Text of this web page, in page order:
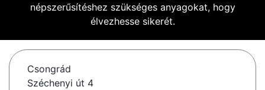
népszerűsítéshez szükséges anyagokat, hogy
élvezhesse sikerét.
Csongrád
Széchenyi út 4